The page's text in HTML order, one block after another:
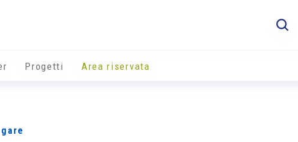
Progetti Area riservata